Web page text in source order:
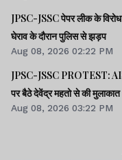
JPSC-JSSC पेपर लीक के
घेराव के दौरान पुलिस से झड़प
Aug 08, 2026 02:22 PM
JPSC-JSSC PROTEST:
पर बैठे देवेंद्र महतो से की मुलाकात
Aug 08, 2026 03:22 PM